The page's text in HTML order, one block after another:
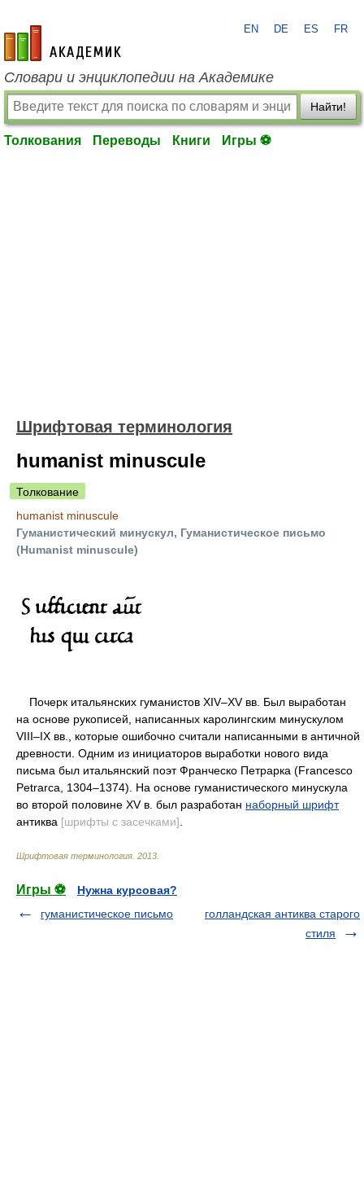
academic.ru
EN DE ES FR
Словари и энциклопедии на Академике
Найти!
Толкования Переводы Книги Игры ⚽
Шрифтовая терминология
humanist minuscule
Толкование
humanist minuscule
Гуманистический минускул, Гуманистическое письмо
(Humanist minuscule)
Почерк итальянских гуманистов XIV–XV вв. Был выработан
на основе рукописей, написанных каролингским минускулом
VIII–IX вв., которые ошибочно считали написанными в античной
древности. Одним из инициаторов выработки нового вида
письма был итальянский поэт Франческо Петрарка (Francesco
Petrarca, 1304–1374). На основе гуманистического минускула
во второй половине XV в. был разработан наборный шрифт
антиква [шрифты с засечками]
Шрифтовая терминология 2013
Игры ⚽
Нужна курсовая?
гуманистическое письмо
голландская антиква старого
стиля